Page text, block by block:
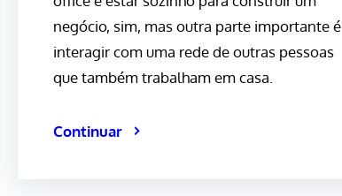
negócio, sim, mas outra parte importante é
interagir com uma rede de outras pessoas
que também trabalham em casa.
Continuar